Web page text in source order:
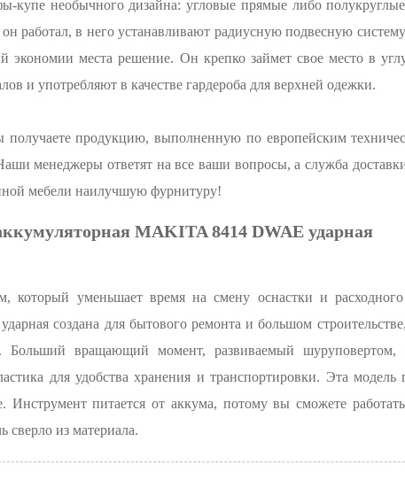
купе необычного дизайна: угловые прямые либо
работал, в него устанавливают радиусную подвесную
экономии места решение. Он крепко займет свое место в
и употребляют в качестве гардероба для верхней одежки.
получаете продукцию, выполненную по европейским
менеджеры ответят на все ваши вопросы, а служба
мебели наилучшую фурнитуру!
MAKITA 8414 DWAE ударная
который уменьшает время на смену оснастки и
создана для бытового ремонта и большом
Больший вращающий момент, развиваемый шуруповертом,
для удобства хранения и транспортировки. Эта модель
Инструмент питается от аккума, потому вы сможете
сверло из материала.